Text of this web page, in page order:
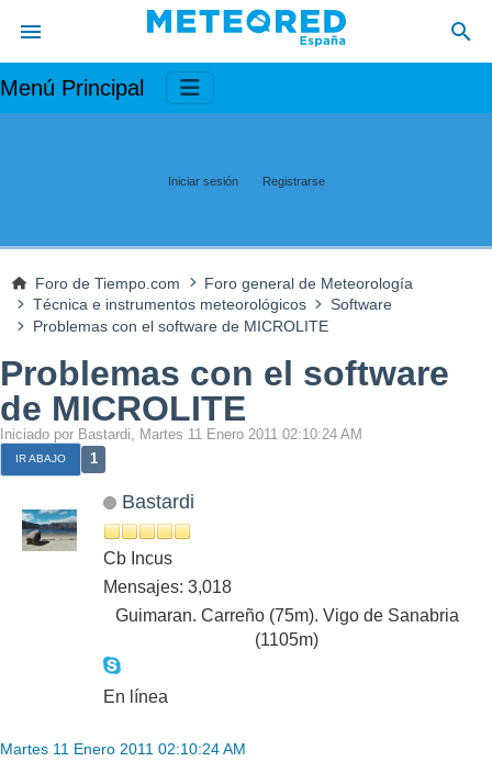
Menú Principal
Iniciar sesión Registrarse
Foro de Tiempo.com
Foro general de Meteorología
Técnica e instrumentos meteorológicos
Software
Problemas con el software de MICROLITE
Problemas con el software
de MICROLITE
Iniciado por Bastardi, Martes 11 Enero 2011 02:10:24 AM
IR ABAJO 1
Bastardi
Cb Incus
Mensajes: 3,018
Guimaran. Carreño (75m). Vigo de Sanabria
(1105m)
En línea
Martes 11 Enero 2011 02:10:24 AM